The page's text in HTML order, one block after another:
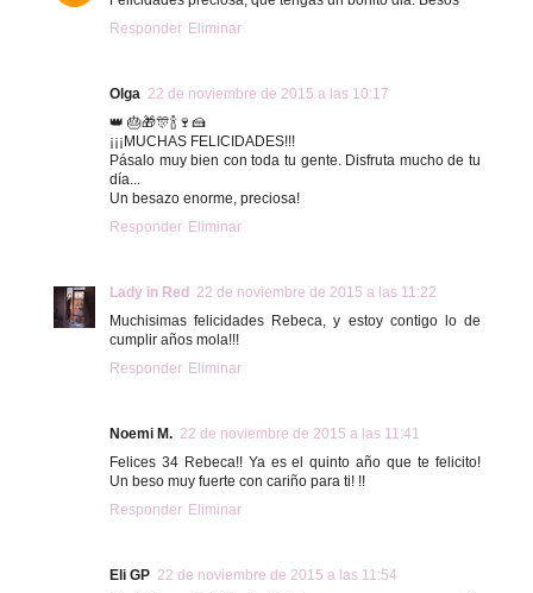
Responder Eliminar
Olga 22 de noviembre de 2015 a las 10:17
👑 🎂🎁🎊🍾🍷🍰
¡¡¡MUCHAS FELICIDADES!!!
Pásalo muy bien con toda tu gente. Disfruta mucho de tu
día...
Un besazo enorme, preciosa!
Responder Eliminar
Lady in Red 22 de noviembre de 2015 a las 11:22
Muchisimas felicidades Rebeca, y estoy contigo lo de
cumplir años mola!!!
Responder Eliminar
Noemi M. 22 de noviembre de 2015 a las 11:41
Felices 34 Rebeca!! Ya es el quinto año que te felicito!
Un beso muy fuerte con cariño para ti! !!
Responder Eliminar
Eli GP 22 de noviembre de 2015 a las 11:54